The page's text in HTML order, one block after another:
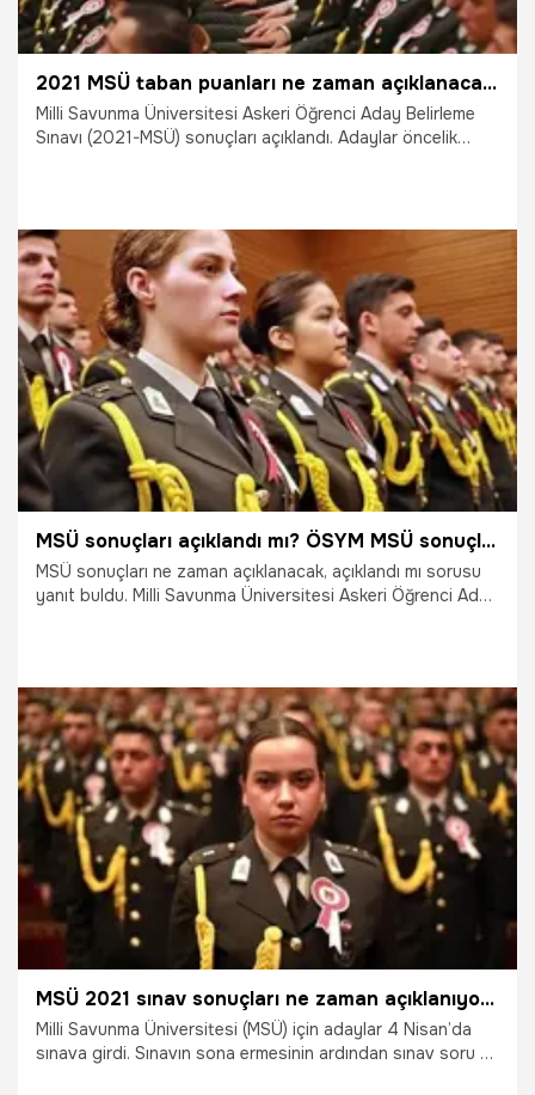
2021 MSÜ taban puanları ne zaman açıklanacak? ÖSYM MSÜ 2021 taban puanları sorgulanıyor!
Milli Savunma Üniversitesi Askeri Öğrenci Aday Belirleme
Sınavı (2021-MSÜ) sonuçları açıklandı. Adaylar öncelik
zaman açıklanacak? MSÜ astsubay 2021 taban puanları
hakkında merak edilenler…
22.04.2021 Eğitim
MSÜ sonuçları açıklandı mı? ÖSYM MSÜ sonuçları 2021 sorgulama
MSÜ sonuçları ne zaman açıklanacak, açıklandı mı sorusu
yanıt buldu. Milli Savunma Üniversitesi Askeri Öğrenci Aday
22.04.2021 Eğitim
MSÜ 2021 sınav sonuçları ne zaman açıklanıyor? ÖSYM tarih verdi! MSÜ sınav sonuçları 2021
Milli Savunma Üniversitesi (MSÜ) için adaylar 4 Nisan’da
sınava girdi. Sınavın sona ermesinin ardından sınav soru ve